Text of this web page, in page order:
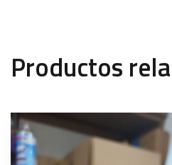
Productos